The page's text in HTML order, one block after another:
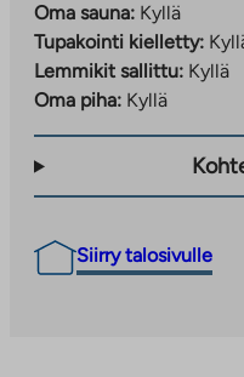
Oma sauna: Kyllä
Tupakointi kielletty:
Lemmikit sallittu: Kyllä
Oma piha: Kyllä
Siirry talosivulle